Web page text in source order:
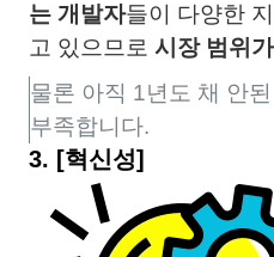
는 개발자들이 다양한
고 있으므로시장 범위
물론 아직 1년도 채 안
부족합니다.
3. [혁신성]